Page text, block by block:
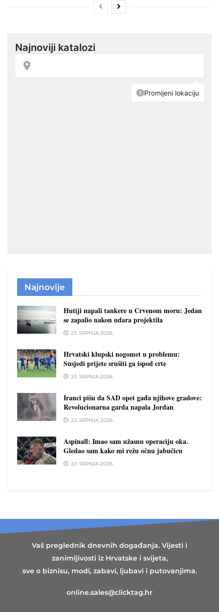
Najnovije
Hutiji napali tankere u Crvenom moru: Jedan
se zapalio nakon udara projektila
23. SRPNJA 2026.
Hrvatski klupski nogomet u problemu:
Susjedi prijete srušiti ga ispod crte
23. SRPNJA 2026.
Iranci pišu da SAD opet gađa njihove gradove:
Revolucionarna garda napala Jordan
22. SRPNJA 2026.
Aspinall: Imao sam užasnu operaciju oka.
Gledao sam kako mi režu očnu jabučicu
22. SRPNJA 2026.
Vaš preglednik dnevnih događanja. Vijesti i
zanimljivosti iz Hrvatske i svijeta,
sve o biznisu, modi, zabavi, ljubavi i putovanjima.
online.sales@clicktag.hr